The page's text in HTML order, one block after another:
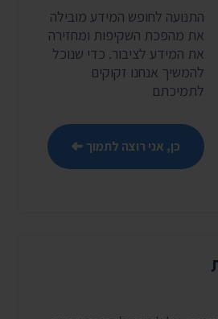
התנועה לחופש המידע מובילה
את מהפכת השקיפות ומחזירה
את המידע לציבור. כדי שנוכל
להמשיך אנחנו זקוקים
לתמיכתם
כן, אני רוצה לתמוך